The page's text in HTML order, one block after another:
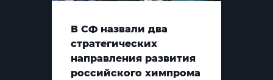
В СФ назвали два
стратегических
направления развития
российского химпрома